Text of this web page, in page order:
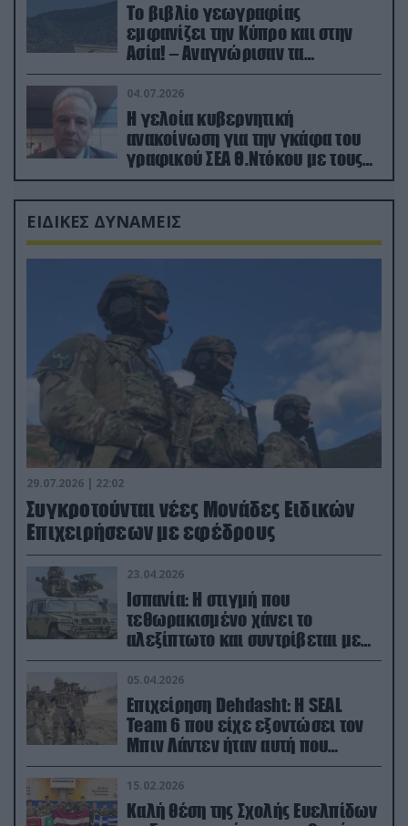
Το βιβλίο γεωγραφίας
εμφανίζει την Κύπρο και στην
Ασία! – Αναγνώρισαν τα
κατεχόμενα; (φωτο)
04.07.2026
Η γελοία κυβερνητική
ανακοίνωση για την γκάφα του
γραφικού ΣΕΑ Θ.Ντόκου με τους
Ρώσους φαρσέρ
ΕΙΔΙΚΕΣ ΔΥΝΑΜΕΙΣ
29.07.2026 | 22:02
Συγκροτούνται νέες Μονάδες Ειδικών
Επιχειρήσεων με εφέδρους
23.04.2026
Ισπανία: Η στιγμή που
τεθωρακισμένο χάνει το
αλεξίπτωτο και συντρίβεται με
ορμή στο έδαφος (βίντεο)
05.04.2026
Επιχείρηση Dehdasht: Η SEAL
Team 6 που είχε εξοντώσει τον
Μπιν Λάντεν ήταν αυτή που
διέσωσε τον πιλότο του F-15
15.02.2026
Καλή θέση της Σχολής Ευελπίδων